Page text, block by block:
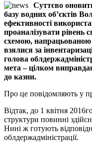
Суттєво
базу водних об’єктів
ефективності
проаналізувати рівень
схемою, напрацьованою
взялися за
голова
мета – цілком
до казни.
Про це повідомляють у
Відтак, до 1 квітня
структури повинні
Нині ж готують
облдержадміністрації.